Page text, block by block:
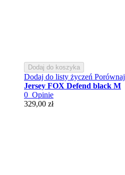
Dodaj do koszyka
Dodaj do listy życzeń Porównaj
Jersey FOX Defend black M
0 Opinie
329,00 zł